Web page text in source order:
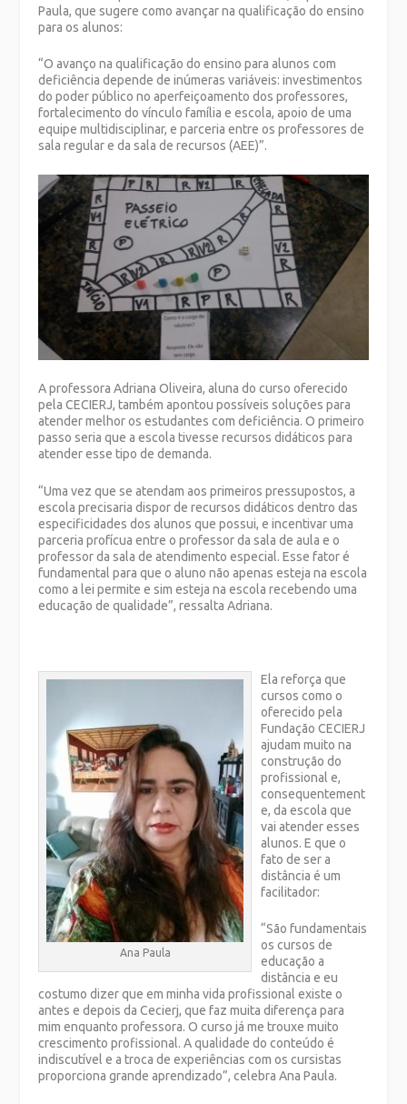
Paula, que sugere como avançar na qualificação do ensino
para os alunos:
“O avanço na qualificação do ensino para alunos com
deficiência depende de inúmeras variáveis: investimentos
do poder público no aperfeiçoamento dos professores,
fortalecimento do vínculo família e escola, apoio de uma
equipe multidisciplinar, e parceria entre os professores de
sala regular e da sala de recursos (AEE)”.
A professora Adriana Oliveira, aluna do curso oferecido
pela CECIERJ, também apontou possíveis soluções para
atender melhor os estudantes com deficiência. O primeiro
passo seria que a escola tivesse recursos didáticos para
atender esse tipo de demanda.
“Uma vez que se atendam aos primeiros pressupostos, a
escola precisaria dispor de recursos didáticos dentro das
especificidades dos alunos que possui, e incentivar uma
parceria profícua entre o professor da sala de aula e o
professor da sala de atendimento especial. Esse fator é
fundamental para que o aluno não apenas esteja na escola
como a lei permite e sim esteja na escola recebendo uma
educação de qualidade”, ressalta Adriana.
Ana Paula
Ela reforça que
cursos como o
oferecido pela
Fundação CECIERJ
ajudam muito na
construção do
profissional e,
consequentement
e, da escola que
vai atender esses
alunos. E que o
fato de ser a
distância é um
facilitador:
“São fundamentais
os cursos de
educação a
distância e eu
costumo dizer que em minha vida profissional existe o
antes e depois da Cecierj, que faz muita diferença para
mim enquanto professora. O curso já me trouxe muito
crescimento profissional. A qualidade do conteúdo é
indiscutível e a troca de experiências com os cursistas
proporciona grande aprendizado”, celebra Ana Paula.